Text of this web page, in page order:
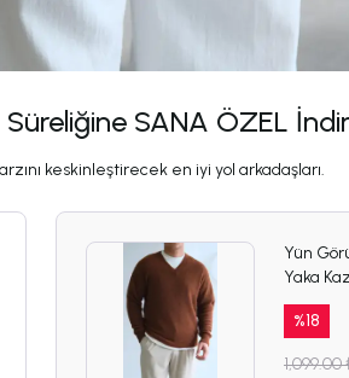
Süreliğine SANA ÖZEL
keskinleştirecek en iyi yol arkadaşları.
Yün
Yaka
%18
1,099.00